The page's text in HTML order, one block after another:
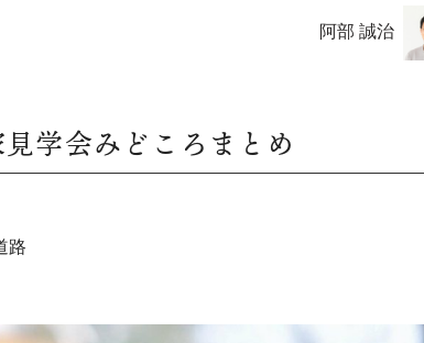
阿部 誠治
学会みどころまとめ
路